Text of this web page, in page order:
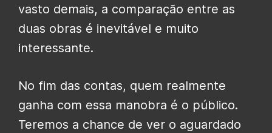
vasto demais, a comparação entre as
duas obras é inevitável e muito
interessante.
No fim das contas, quem realmente
ganha com essa manobra é o público.
Teremos a chance de ver o aguardado